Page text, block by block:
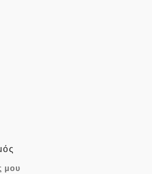
μου